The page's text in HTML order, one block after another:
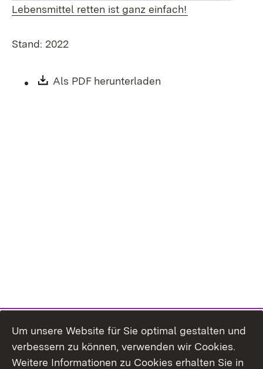
Lebens­mittel retten ist ganz einfach!
Stand: 2022
Download:
Als PDF herunterladen
Themenübersicht
Um unsere Website für Sie optimal gestalten und
verbessern zu können, verwenden wir Cookies.
Weitere Informationen zu Cookies erhalten Sie in